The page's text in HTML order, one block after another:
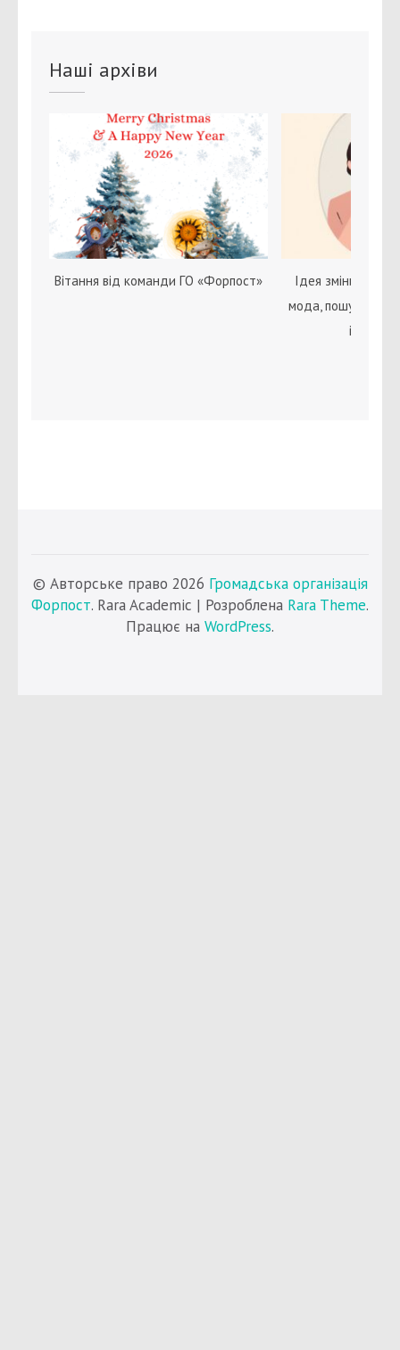
Наші архіви
Вітання від команди ГО «Форпост»
Ідея зміни статі
мода, пошук себе
© Авторське право 2026 Громадська організація
Форпост. Rara Academic | Розроблена Rara Theme.
Працює на WordPress.